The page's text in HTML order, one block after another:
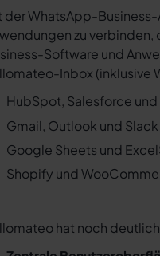
der WhatsApp-
zu verbinden,
Software und
Inbox (inklusive
HubSpot, Salesforce
Gmail, Outlook und Slack
Google Sheets und Excel
Shopify und
hat noch